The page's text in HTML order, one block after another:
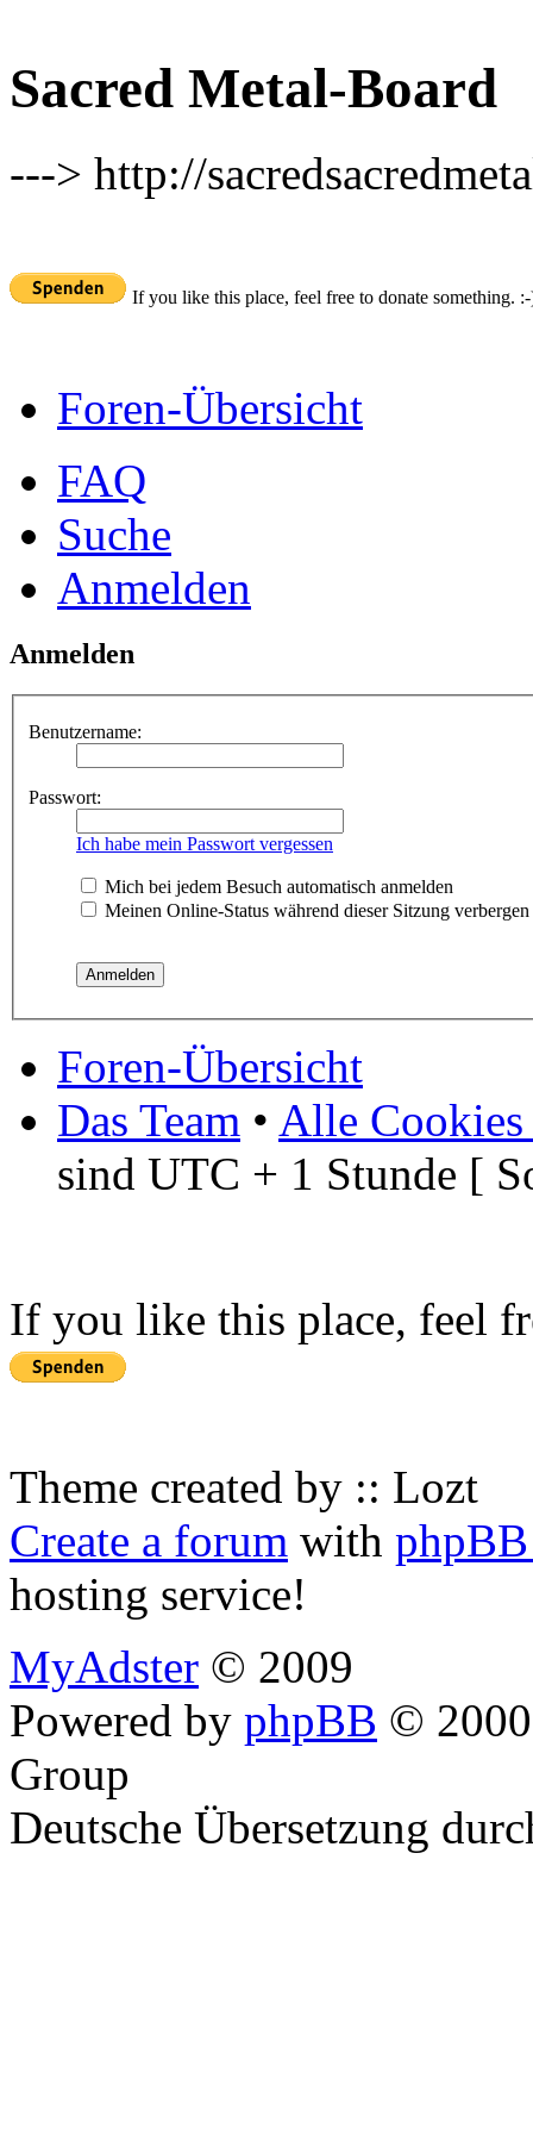
Sacred Metal-Board
---> http://
If you like this place, feel free to donate something.
Foren-Übersicht
FAQ
Suche
Anmelden
Anmelden
Benutzername:
Passwort:
Ich habe mein Passwort vergessen
Mich bei jedem Besuch automatisch anmelden
Meinen Online-Status während dieser Sitzung verbergen
Foren-Übersicht
Das Team • Alle Cookies
sind UTC + 1 Stunde [
If you like this place, feel
Theme created by :: Lozt
Create a forum with
hosting service!
MyAdster © 2009
Powered by phpBB ©
Group
Deutsche Übersetzung